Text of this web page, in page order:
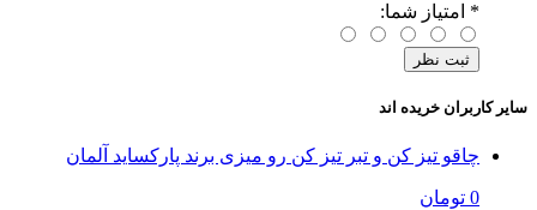
* امتیاز شما:
سایر کاربران خریده اند
چاقو تیز کن و تبر تیز کن رو میزی برند پارکساید آلمان
0 تومان